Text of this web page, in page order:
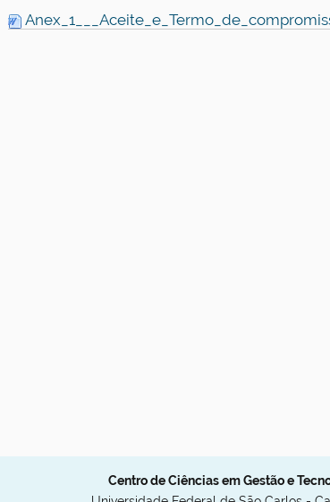
Centro de Ciências em Gestão e